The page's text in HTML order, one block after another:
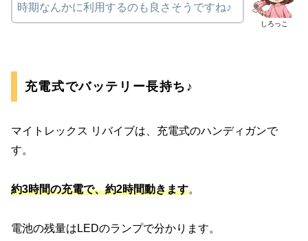
しろっこ
時期なんかに利用するのも良さそうですね♪
充電式でバッテリー長持ち♪
マイトレックス リバイブは、充電式のハンディガンで
す。
約3時間の充電で、約2時間動きます。
電池の残量はLEDのランプで分かります。